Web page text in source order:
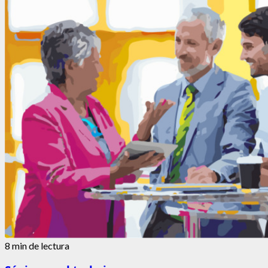
letra
chiquita
del
Descubrimiento
8 min de lectura